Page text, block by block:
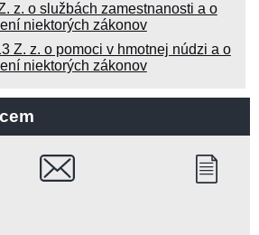
z. o službách zamestnanosti a o
niektorých zákonov
Z. z. o pomoci v hmotnej núdzi a o
niektorých zákonov